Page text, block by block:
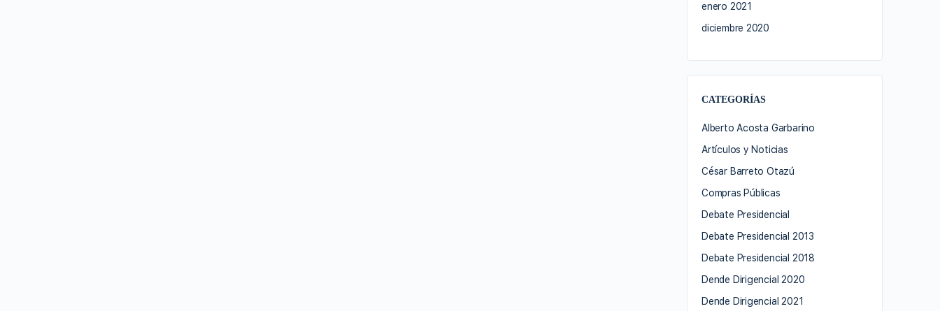
enero 2021
diciembre 2020
CATEGORÍAS
Alberto Acosta Garbarino
Artículos y Noticias
César Barreto Otazú
Compras Públicas
Debate Presidencial
Debate Presidencial 2013
Debate Presidencial 2018
Dende Dirigencial 2020
Dende Dirigencial 2021